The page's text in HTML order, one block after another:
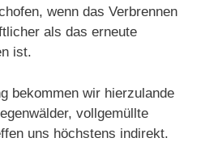
wenn das Verbrennen
als das erneute
ist.
bekommen wir hierzulande
vollgemüllte
uns höchstens indirekt.